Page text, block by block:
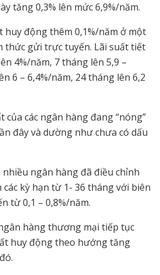
tăng 0,3% lên mức 6,9%/năm.
huy động thêm 0,1%/năm ở một
thức gửi trực tuyến. Lãi suất tiết
4%/năm, 7 tháng lên 5,9 –
6 – 6,4%/năm, 24 tháng lên 6,2
của các ngân hàng đang “nóng”
đây và dường như chưa có dấu
ngân hàng đã điều chỉnh
kỳ hạn từ 1- 36 tháng với biên
từ 0,1 – 0,8%/năm.
hàng thương mại tiếp tục
huy động theo hướng tăng